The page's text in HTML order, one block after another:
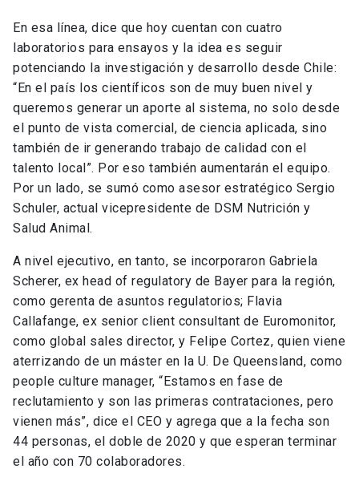
En esa línea, dice que hoy cuentan con cuatro
laboratorios para ensayos y la idea es seguir
potenciando la investigación y desarrollo desde Chile:
“En el país los científicos son de muy buen nivel y
queremos generar un aporte al sistema, no solo desde
el punto de vista comercial, de ciencia aplicada, sino
también de ir generando trabajo de calidad con el
talento local”. Por eso también aumentarán el equipo.
Por un lado, se sumó como asesor estratégico Sergio
Schuler, actual vicepresidente de DSM Nutrición y
Salud Animal.
A nivel ejecutivo, en tanto, se incorporaron Gabriela
Scherer, ex head of regulatory de Bayer para la región,
como gerenta de asuntos regulatorios; Flavia
Callafange, ex senior client consultant de Euromonitor,
como global sales director, y Felipe Cortez, quien viene
aterrizando de un máster en la U. De Queensland, como
people culture manager, “Estamos en fase de
reclutamiento y son las primeras contrataciones, pero
vienen más”, dice el CEO y agrega que a la fecha son
44 personas, el doble de 2020 y que esperan terminar
el año con 70 colaboradores.